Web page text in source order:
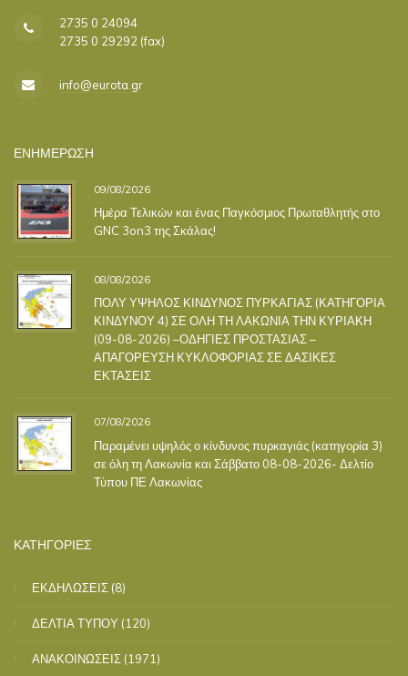
2735 0 24094
2735 0 29292 (fax)
info@eurota.gr
ΕΝΗΜΕΡΩΣΗ
09/08/2026
Ημέρα Τελικών και ένας Παγκόσμιος Πρωταθλητής στο
GNC 3on3 της Σκάλας!
08/08/2026
ΠΟΛΥ ΥΨΗΛΟΣ ΚΙΝΔΥΝΟΣ ΠΥΡΚΑΓΙΑΣ (ΚΑΤΗΓΟΡΙΑ
ΚΙΝΔΥΝΟΥ 4) ΣΕ ΟΛΗ ΤΗ ΛΑΚΩΝΙΑ ΤΗΝ ΚΥΡΙΑΚΗ
(09-08-2026) –ΟΔΗΓΙΕΣ ΠΡΟΣΤΑΣΙΑΣ –
ΑΠΑΓΟΡΕΥΣΗ ΚΥΚΛΟΦΟΡΙΑΣ ΣΕ ΔΑΣΙΚΕΣ
ΕΚΤΑΣΕΙΣ
07/08/2026
Παραμένει υψηλός ο κίνδυνος πυρκαγιάς (κατηγορία 3)
σε όλη τη Λακωνία και Σάββατο 08-08-2026- Δελτίο
Τύπου ΠΕ Λακωνίας
ΚΑΤΗΓΟΡΙΕΣ
ΕΚΔΗΛΩΣΕΙΣ (8)
ΔΕΛΤΙΑ ΤΥΠΟΥ (120)
ΑΝΑΚΟΙΝΩΣΕΙΣ (1971)